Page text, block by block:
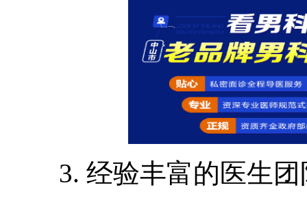
3. 经验丰富的医生团